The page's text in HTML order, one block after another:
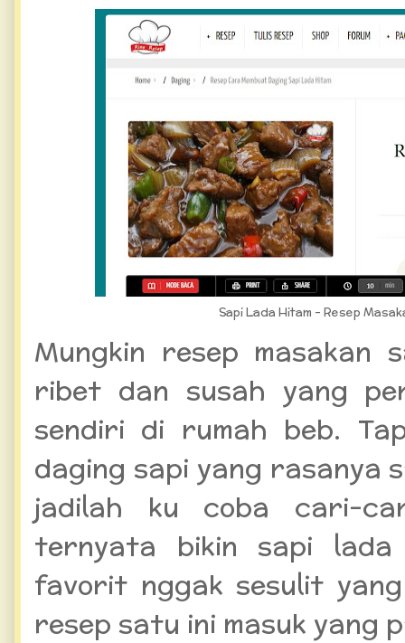
Sapi Lada Hitam - Resep
Mungkin resep masakan
ribet dan susah yang
sendiri di rumah beb.
daging sapi yang rasanya
jadilah ku coba cari-
ternyata bikin sapi
favorit nggak sesulit
resep satu ini masuk yang